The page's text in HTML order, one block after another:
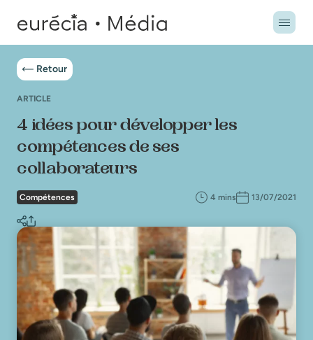
Retour
ARTICLE
4 idées pour développer les
compétences de ses
collaborateurs
Compétences 4 mins 13/07/2021